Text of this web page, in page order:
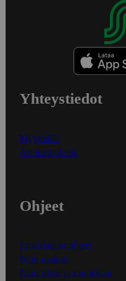
Yhteystiedot
Myymälät
Asiakaspalvelu
Ohjeet
Ensitilaajan ohjeet
Näin maksat
Näin tilaat ja muokkaat